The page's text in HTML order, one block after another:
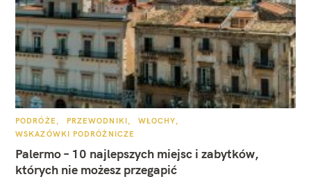
K
T
G
R
PODRÓŻE PRZEWODNIKI
WŁOCHY
WSKAZÓWKI PODRÓŻNICZE
Palermo – 10 najlepszych miejsc i zabytków,
których nie możesz przegapić